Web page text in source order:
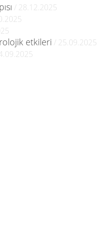
/ 28.12.2025
etkileri / 25.09.2025